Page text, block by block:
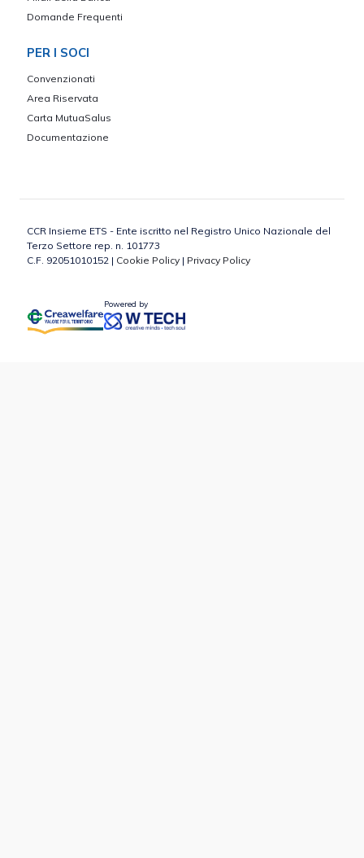
Domande Frequenti
PER I SOCI
Convenzionati
Area Riservata
Carta MutuaSalus
Documentazione
CCR Insieme ETS - Ente iscritto nel Registro Unico Nazionale del
Terzo Settore rep. n. 101773
C.F. 92051010152 | Cookie Policy | Privacy Policy
Powered by